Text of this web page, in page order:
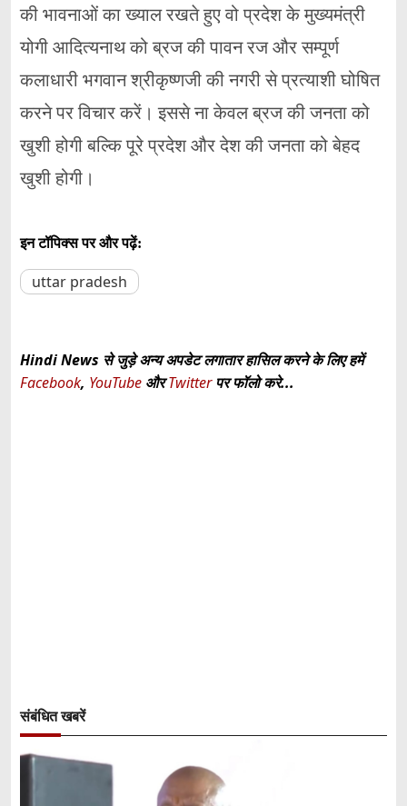
की भावनाओं का ख्याल रखते हुए वो प्रदेश के मुख्यमंत्री
योगी आदित्यनाथ को ब्रज की पावन रज और सम्पूर्ण
कलाधारी भगवान श्रीकृष्णजी की नगरी से प्रत्याशी घोषित
करने पर विचार करें। इससे ना केवल ब्रज की जनता को
खुशी होगी बल्कि पूरे प्रदेश और देश की जनता को बेहद
खुशी होगी।
इन टॉपिक्स पर और पढ़ें:
uttar pradesh
Hindi News से जुड़े अन्य अपडेट लगातार हासिल करने के लिए हमें
Facebook, YouTube औरTwitterपर फॉलो करे...
संबंधित खबरें